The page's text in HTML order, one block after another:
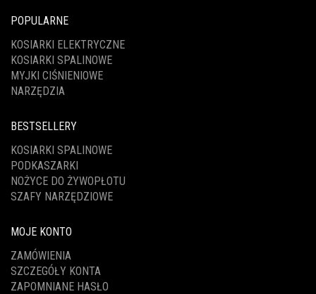
POPULARNE
KOSIARKI ELEKTRYCZNE
KOSIARKI SPALINOWE
MYJKI CIŚNIENIOWE
NARZĘDZIA
BESTSELLERY
KOSIARKI SPALINOWE
PODKASZARKI
NOŻYCE DO ŻYWOPŁOTU
SZAFY NARZĘDZIOWE
MOJE KONTO
ZAMÓWIENIA
SZCZEGÓŁY KONTA
ZAPOMNIANE HASŁO